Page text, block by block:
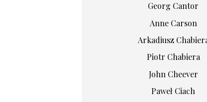
Georg Cantor
Anne Carson
Arkadiusz
Piotr Chabiera
John Cheever
Paweł Ciach